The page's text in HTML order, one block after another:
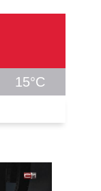
15°C